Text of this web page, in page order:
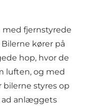
med fjernstyrede
Bilerne kører på
hop, hvor de
luften, og med
bilerne styres op
ad anlæggets